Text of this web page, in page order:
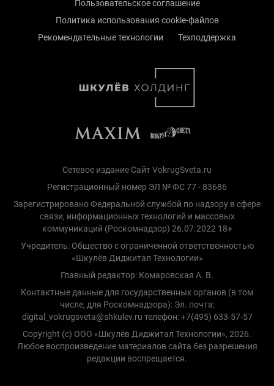
Пользовательское соглашение
Политика использования cookie-файлов
Рекомендательные технологии
Техподдержка
Сетевое издание Сайт VokrugSveta.ru
Регистрационный номер ЭЛ № ФС 77 - 83686
Зарегистрировано Федеральной службой по надзору в сфере
связи, информационных технологий и массовых
коммуникаций (Роскомнадзор) 26.07.2022 18+
Учредитель: Общество с ограниченной ответственностью
«Шкулёв Диджитал Технологии»
Главный редактор: Комаровская А. В.
Контактные данные для государственных органов (в том
числе, для Роскомнадзора): Эл. почта:
digital_vokrugsveta@shkulev.ru телефон: +7(495) 633-57-57
Copyright (с) ООО «Шкулёв Диджитал Технологии», 2026.
Любое воспроизведение материалов сайта без разрешения
редакции воспрещается.